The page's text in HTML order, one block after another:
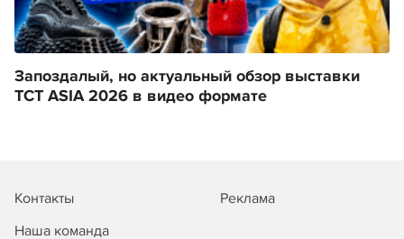
Запоздалый, но актуальный обзор выставки
TCT ASIA 2026 в видео формате
Контакты
Реклама
Наша команда